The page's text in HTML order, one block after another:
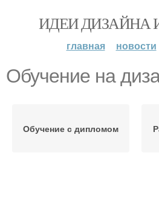
ИДЕИ ДИЗАЙНА
главная новости
Обучение на
Обучение с дипломом